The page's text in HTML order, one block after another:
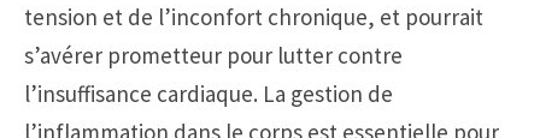
tension et de l’inconfort chronique, et pourrait
s’avérer prometteur pour lutter contre
l’insuffisance cardiaque. La gestion de
l’inflammation dans le corps est essentielle pour